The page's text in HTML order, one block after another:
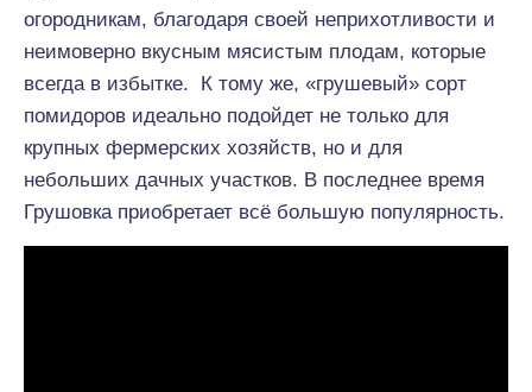
огородникам, благодаря своей неприхотливости и
неимоверно вкусным мясистым плодам, которые
всегда в избытке. К тому же, «грушевый» сорт
помидоров идеально подойдет не только для
крупных фермерских хозяйств, но и для
небольших дачных участков. В последнее время
Грушовка приобретает всё большую популярность.